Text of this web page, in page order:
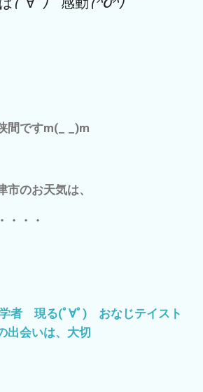
間ですm(_ _)m
のお天気は、
・・・
学者 現る(ﾟ∀ﾟ) おなじテイスト
出会いは、大切